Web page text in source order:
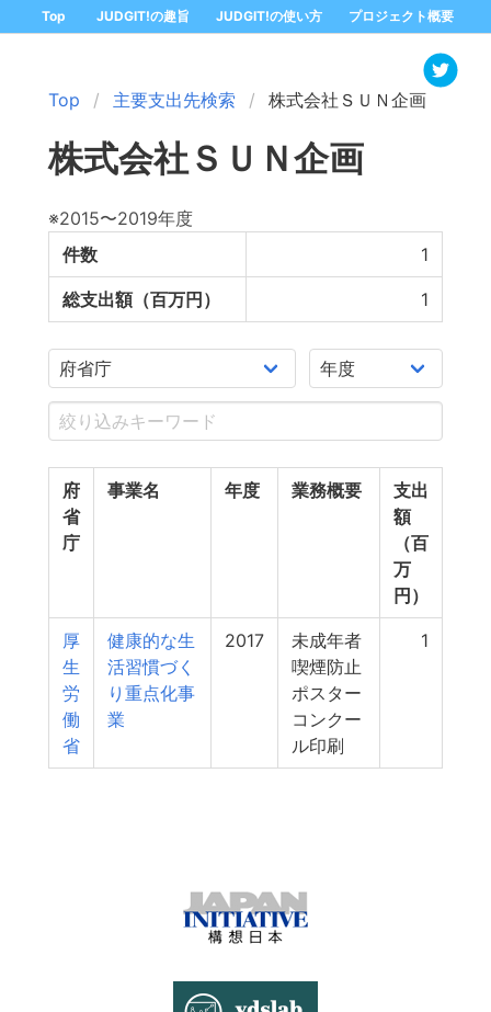
Top JUDGIT!の趣旨 JUDGIT!の使い方 プロジェクト概要
Top 主要支出先検索 株式会社ＳＵＮ企画
株式会社ＳＵＮ企画
※2015〜2019年度
件数
1
総支出額（百万円） 1
府
省
庁
事業名 年度 業務概要
支出
額
（百
万
円）
厚
生
労
働
省
健康的な生
活習慣づく
り重点化事
業
2017
未成年者
喫煙防止
ポスター
コンクー
ル印刷
1